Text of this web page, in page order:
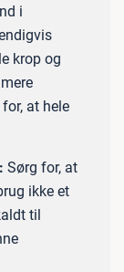
i
krop og
at hele
Sørg for, at
ikke et
til